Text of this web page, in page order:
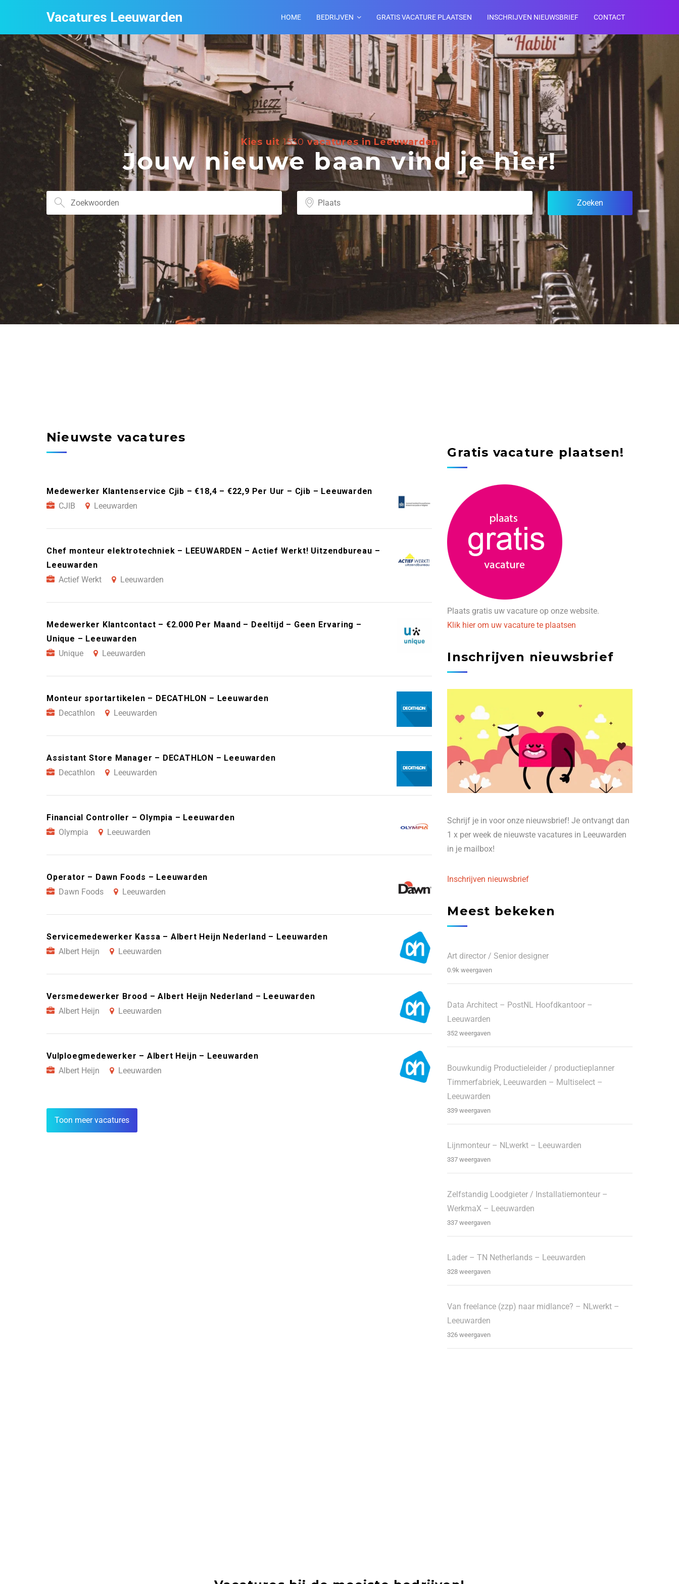
Vacatures Leeuwarden HOME BEDRIJVEN GRATIS VACATURE PLAATSEN INSCHRIJVEN NIEUWSBRIEF CONTACT
Kies uit1530 vacatures in Leeuwarden
Jouw nieuwe baan vind je hier!
Nieuwste vacatures
Medewerker Klantenservice Cjib – €18,4 – €22,9 Per Uur – Cjib – Leeuwarden
CJIB
Leeuwarden
Chef monteur elektrotechniek – LEEUWARDEN – Actief Werkt! Uitzendbureau –
Leeuwarden
Actief Werkt
Leeuwarden
Medewerker Klantcontact – €2.000 Per Maand – Deeltijd – Geen Ervaring –
Unique – Leeuwarden
Unique
Leeuwarden
Monteur sportartikelen – DECATHLON – Leeuwarden
Decathlon
Leeuwarden
Assistant Store Manager – DECATHLON – Leeuwarden
Decathlon
Leeuwarden
Financial Controller – Olympia – Leeuwarden
Olympia
Leeuwarden
Operator – Dawn Foods – Leeuwarden
Dawn Foods
Leeuwarden
Servicemedewerker Kassa – Albert Heijn Nederland – Leeuwarden
Albert Heijn
Leeuwarden
Versmedewerker Brood – Albert Heijn Nederland – Leeuwarden
Albert Heijn
Leeuwarden
Vulploegmedewerker – Albert Heijn – Leeuwarden
Albert Heijn
Leeuwarden
Toon meer vacatures
Gratis vacature plaatsen!
Plaats gratis uw vacature op onze website.
Klik hier om uw vacature te plaatsen
Inschrijven nieuwsbrief
Schrijf je in voor onze nieuwsbrief! Je ontvangt dan
1 x per week de nieuwste vacatures in Leeuwarden
in je mailbox!
Inschrijven nieuwsbrief
Meest bekeken
Art director / Senior designer
0.9k weergaven
Data Architect – PostNL Hoofdkantoor –
Leeuwarden
352 weergaven
Bouwkundig Productieleider / productieplanner
Timmerfabriek, Leeuwarden – Multiselect –
Leeuwarden
339 weergaven
Lijnmonteur – NLwerkt – Leeuwarden
337 weergaven
Zelfstandig Loodgieter / Installatiemonteur –
WerkmaX – Leeuwarden
337 weergaven
Lader – TN Netherlands – Leeuwarden
328 weergaven
Van freelance (zzp) naar midlance? – NLwerkt –
Leeuwarden
326 weergaven